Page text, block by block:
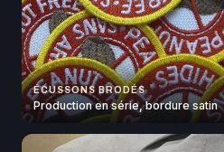
ÉCUSSONS BRODÉS
Production en série, bordure satin